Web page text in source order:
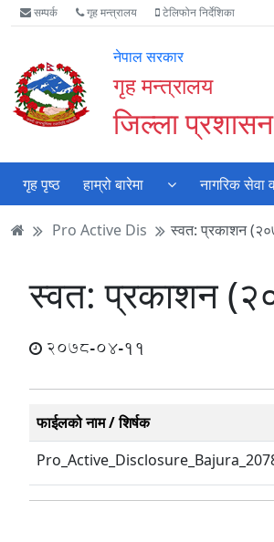
Accessibility
Mode
गर्नुहोस्
मुख्य
सामाग्री
मुख्य
नेभिगेसन
वेबसाइट
खोजमा
सम्पर्क गृह मन्त्रालय टेलिफोन निर्देशिका
नेपाल सरकार
गृह मन्त्रालय
जिल्ला
गृह पृष्ठ हाम्रो बारेमा नागरिक सेवा
Pro Active Dis स्वत: प्रकाशन
स्वत: प्रकाशन
2078-04-11
फाईलको नाम / शिर्षक